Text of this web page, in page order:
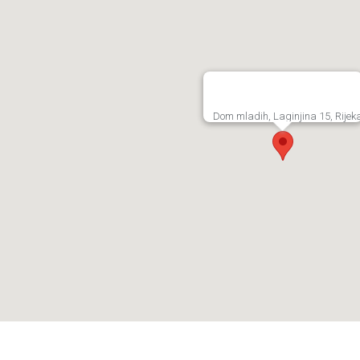
Dom mladih, Laginjina 15,